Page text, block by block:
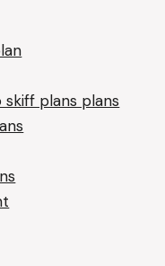
plans plans